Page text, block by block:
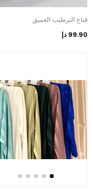
قناع الترطيب العميق
99.90 دإ